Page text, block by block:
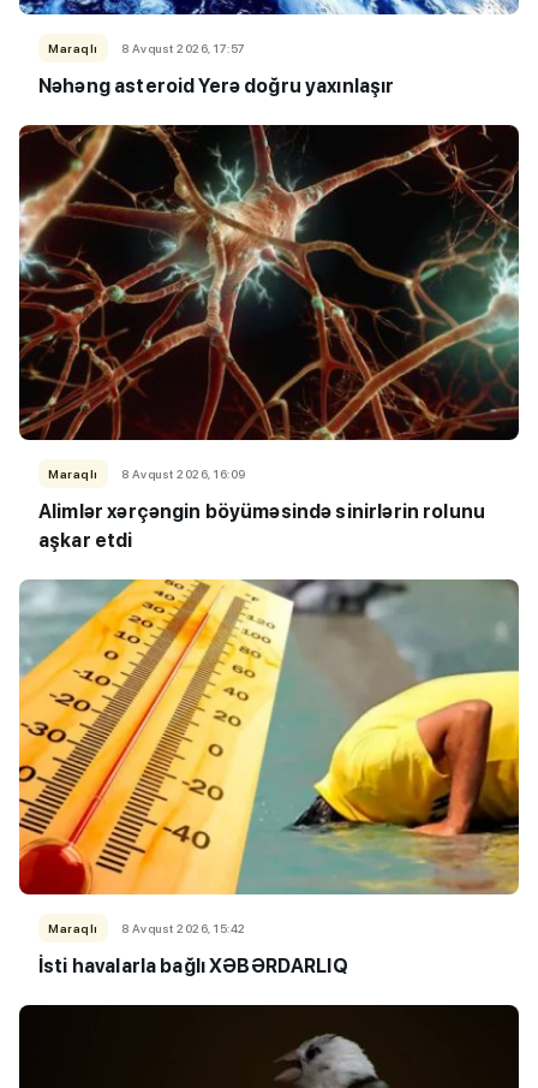
Maraqlı 8 Avqust 2026, 17:57
Nəhəng asteroid Yerə doğru yaxınlaşır
Maraqlı 8 Avqust 2026, 16:09
Alimlər xərçəngin böyüməsində sinirlərin rolunu
aşkar etdi
Maraqlı 8 Avqust 2026, 15:42
İsti havalarla bağlı XƏBƏRDARLIQ